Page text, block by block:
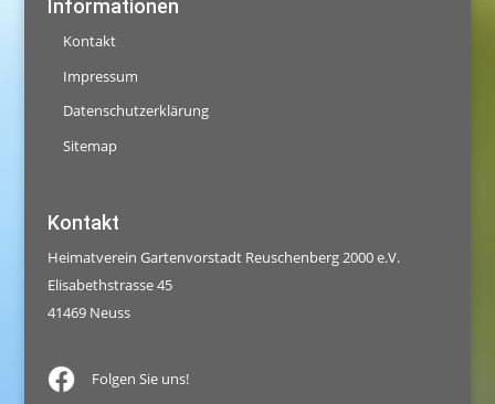
Informationen
Kontakt
Impressum
Datenschutzerklärung
Sitemap
Kontakt
Heimatverein Gartenvorstadt Reuschenberg 2000 e.V.
Elisabethstrasse 45
41469 Neuss
Folgen Sie uns!